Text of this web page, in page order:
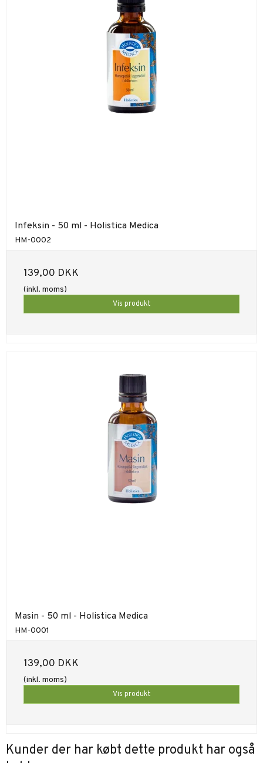
Infeksin - 50 ml - Holistica Medica
HM-0002
139,00 DKK
(inkl. moms)
Vis produkt
Masin - 50 ml - Holistica Medica
HM-0001
139,00 DKK
(inkl. moms)
Vis produkt
Kunder der har købt dette produkt har også